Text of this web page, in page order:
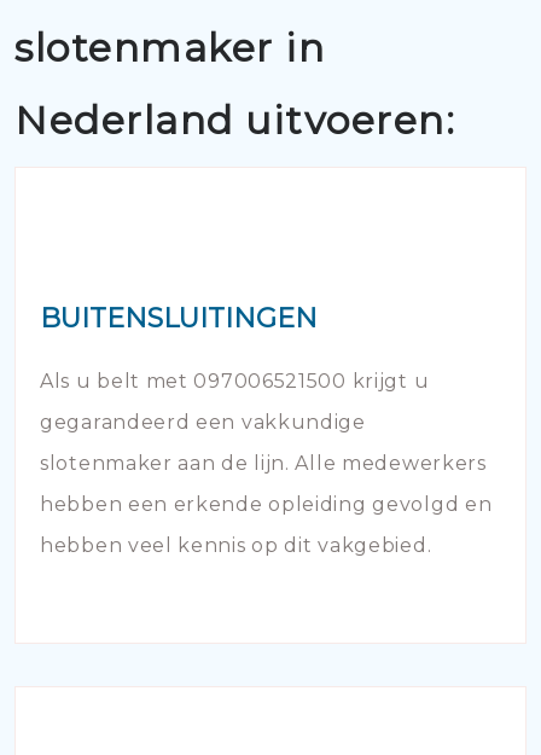
slotenmaker in
Nederland uitvoeren:
BUITENSLUITINGEN
Als u belt met 097006521500 krijgt u
gegarandeerd een vakkundige
slotenmaker aan de lijn. Alle medewerkers
hebben een erkende opleiding gevolgd en
hebben veel kennis op dit vakgebied.